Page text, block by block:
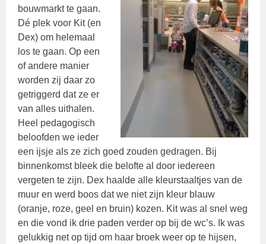
bouwmarkt te gaan.
Dé plek voor Kit (en
Dex) om helemaal
los te gaan. Op een
of andere manier
worden zij daar zo
getriggerd dat ze er
van alles uithalen.
Heel pedagogisch
beloofden we ieder
een ijsje als ze zich goed zouden gedragen. Bij
binnenkomst bleek die belofte al door iedereen
vergeten te zijn. Dex haalde alle kleurstaaltjes van de
muur en werd boos dat we niet zijn kleur blauw
(oranje, roze, geel en bruin) kozen. Kit was al snel weg
en die vond ik drie paden verder op bij de wc’s. Ik was
gelukkig net op tijd om haar broek weer op te hijsen,